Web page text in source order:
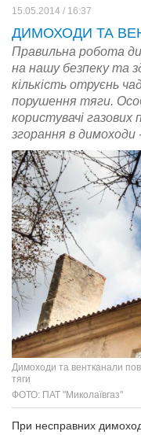
15.05.2014 / 16:37
ДИМОХОДИ ТА
Правильна робота
на нашу безпеку та
кількість отруєнь
порушення тяги.
користувачі газових
згорання в димоходи
Димоходи та вентканали
тяги
ФОТО: ПАТ "Миколаївгаз"
При несправних